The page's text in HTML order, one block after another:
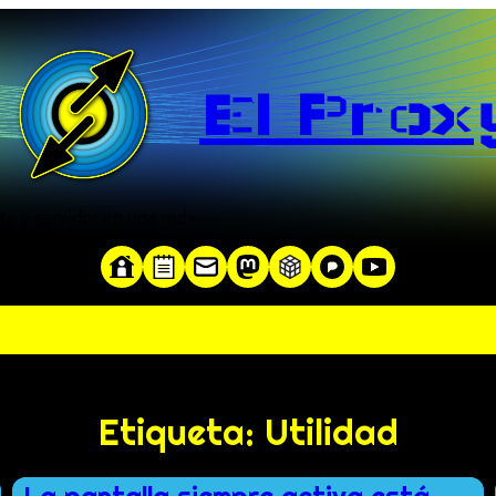
El
Etiqueta: Utilidad